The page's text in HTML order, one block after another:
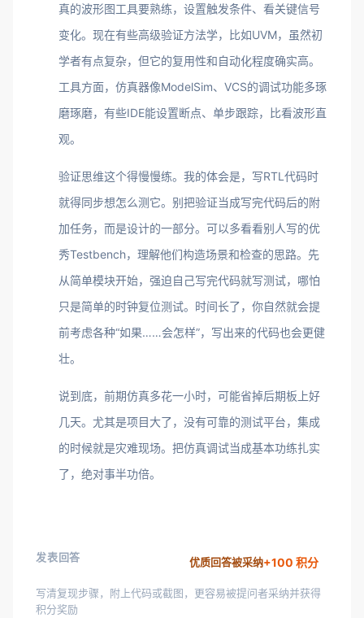
真的波形图工具要熟练，设置触发条件、看关键信号
变化。现在有些高级验证方法学，比如UVM，虽然初
学者有点复杂，但它的复用性和自动化程度确实高。
工具方面，仿真器像ModelSim、VCS的调试功能多琢
磨琢磨，有些IDE能设置断点、单步跟踪，比看波形直
观。
验证思维这个得慢慢练。我的体会是，写RTL代码时
就得同步想怎么测它。别把验证当成写完代码后的附
加任务，而是设计的一部分。可以多看看别人写的优
秀Testbench，理解他们构造场景和检查的思路。先
从简单模块开始，强迫自己写完代码就写测试，哪怕
只是简单的时钟复位测试。时间长了，你自然就会提
前考虑各种“如果……会怎样”，写出来的代码也会更健
壮。
说到底，前期仿真多花一小时，可能省掉后期板上好
几天。尤其是项目大了，没有可靠的测试平台，集成
的时候就是灾难现场。把仿真调试当成基本功练扎实
了，绝对事半功倍。
发表回答 优质回答被采纳+100 积分
写清复现步骤，附上代码或截图，更容易被提问者采纳并获得
积分奖励